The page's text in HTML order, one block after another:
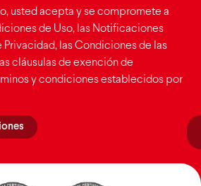
usted acepta y se compromete a
de Uso, las Notificaciones
Privacidad, las Condiciones de las
cláusulas de exención de
y condiciones establecidos por